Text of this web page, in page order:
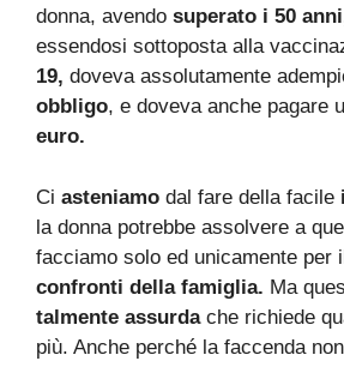
donna, avendo superato i 50
essendosi sottoposta alla
19, doveva assolutamente
obbligo, e doveva anche pagare
euro.
Ci asteniamo dal fare della facile
la donna potrebbe assolvere a
facciamo solo ed unicamente per
confronti della famiglia. Ma
talmente assurdache richiede
più. Anche perché la faccenda